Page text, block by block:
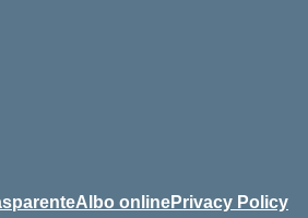
Albo onlinePrivacy Policy